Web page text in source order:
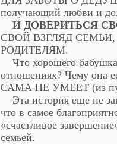
получающий любви и
И ДОВЕРИТЬСЯ
СВОЙ ВЗГЛЯД
РОДИТЕЛЯМ.
Что хорошего
отношениях? Чему
САМА НЕ УМЕЕТ (из
Эта история еще не
что в самое
«счастливое
семьей.